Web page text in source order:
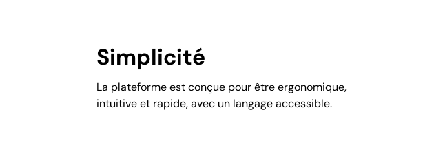
Simplicité
La plateforme est conçue pour être ergonomique,
intuitive et rapide, avec un langage accessible.